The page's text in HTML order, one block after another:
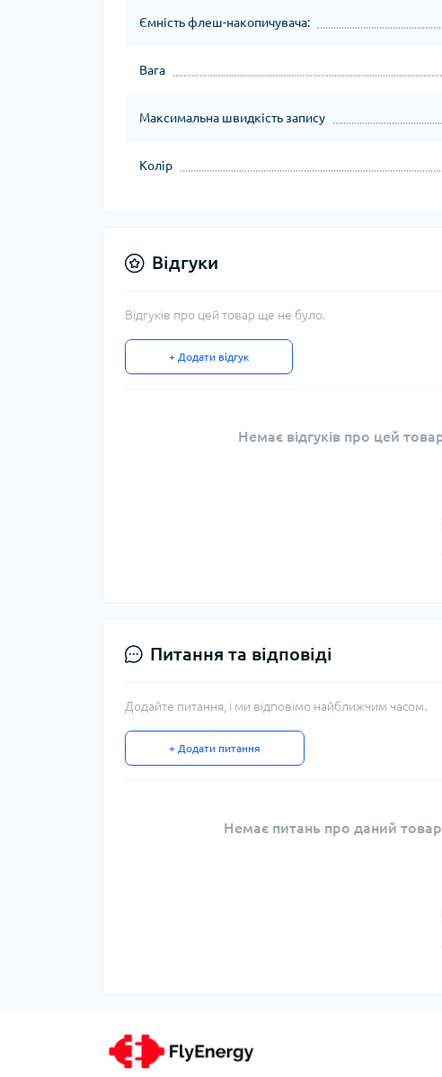
Ємність флеш-накопичувача:
Вага
Максимальна швидкість запису
Колір
Відгуки
Відгуків про цей товар ще не було.
+ Додати відгук
Немає відгуків про цей
Питання та відповіді
Додайте питання, і ми відповімо найближчим часом.
+ Додати питання
Немає питань про даний